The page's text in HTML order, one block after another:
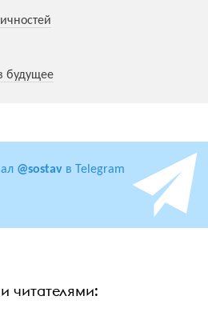
будущее
@sostav в Telegram
читателями: